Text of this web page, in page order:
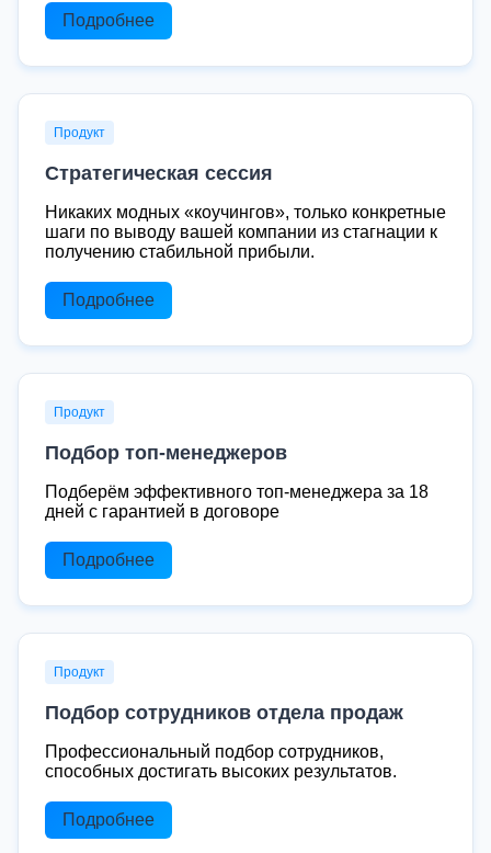
Подробнее
Продукт
Стратегическая сессия
Никаких модных «коучингов», только конкретные
шаги по выводу вашей компании из стагнации к
получению стабильной прибыли.
Подробнее
Продукт
Подбор топ-менеджеров
Подберём эффективного топ-менеджера за 18
дней с гарантией в договоре
Подробнее
Продукт
Подбор сотрудников отдела продаж
Профессиональный подбор сотрудников,
способных достигать высоких результатов.
Подробнее